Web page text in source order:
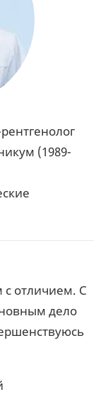
(1989-
с отличием. С
дело